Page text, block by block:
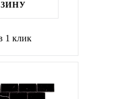
1 клик